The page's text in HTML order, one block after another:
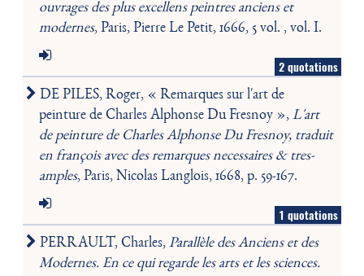
ouvrages des plus excellens peintres anciens et
modernes, Paris, Pierre Le Petit, 1666, 5 vol. , vol. I.
2 quotations
DE PILES, Roger, « Remarques sur l'art de
peinture de Charles Alphonse Du Fresnoy », L'art
de peinture de Charles Alphonse Du Fresnoy, traduit
en françois avec des remarques necessaires & tres-
amples, Paris, Nicolas Langlois, 1668, p. 59-167.
1 quotations
PERRAULT, Charles, Parallèle des Anciens et des
Modernes. En ce qui regarde les arts et les sciences.